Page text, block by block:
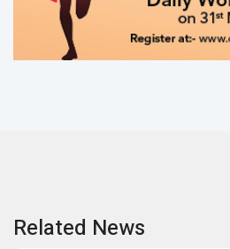
Related News